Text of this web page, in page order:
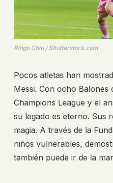
Ringo Chiu / Shutterstock.com
Pocos atletas han
Messi. Con ocho Balones
Champions League y el
su legado es eterno. Sus
magia. A través de la
niños vulnerables,
también puede ir de la